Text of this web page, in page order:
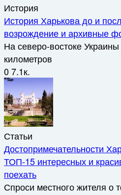
История
История Харькова до и
возрождение и архивные
На северо-востоке
километров
07.1к.
Статьи
Достопримечательности
ТОП-15 интересных и
поехать
Спроси местного жителя о